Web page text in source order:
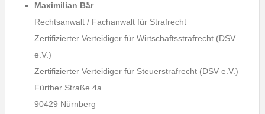
Maximilian Bär
Rechtsanwalt / Fachanwalt für Strafrecht
Zertifizierter Verteidiger für Wirtschaftsstrafrecht (DSV
e.V.)
Zertifizierter Verteidiger für Steuerstrafrecht (DSV e.V.)
Fürther Straße 4a
90429 Nürnberg